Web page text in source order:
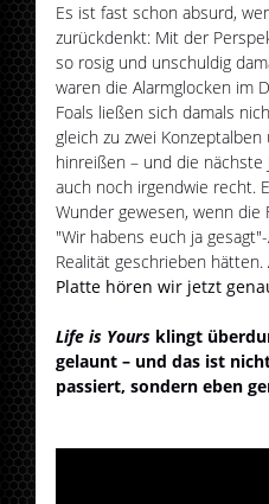
Es ist fast schon absurd,
zurückdenkt: Mit der
so rosig und unschuldig
waren die Alarmglocken im
Foals ließen sich damals
gleich zu zwei
hinreißen – und die nächste
auch noch irgendwie recht.
Wunder gewesen, wenn
"Wir habens euch ja
Realität geschrieben hätten.
Platte hören wir jetzt
Life is Yours klingt
gelaunt – und das ist
passiert, sondern eben